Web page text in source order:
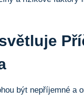
být nepříjemné ‍a